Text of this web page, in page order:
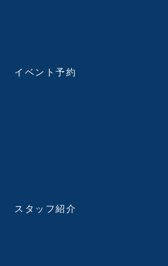
イベント予約
スタッフ紹介